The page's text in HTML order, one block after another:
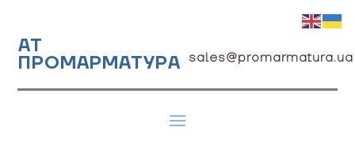
АТ
ПРОМАРМАТУРА sales@promarmatura.ua